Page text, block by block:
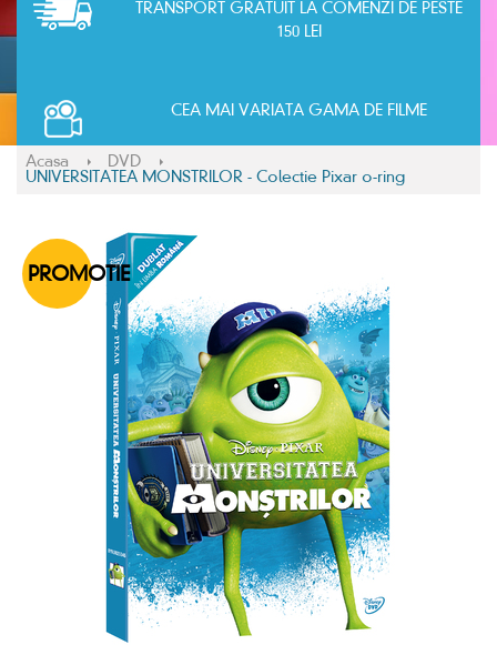
TRANSPORT GRATUIT LA COMENZI DE PESTE
150 LEI
CEA MAI VARIATA GAMA DE FILME
Acasa
DVD
UNIVERSITATEA MONSTRILOR - Colectie Pixar o-ring
PROMOTIE